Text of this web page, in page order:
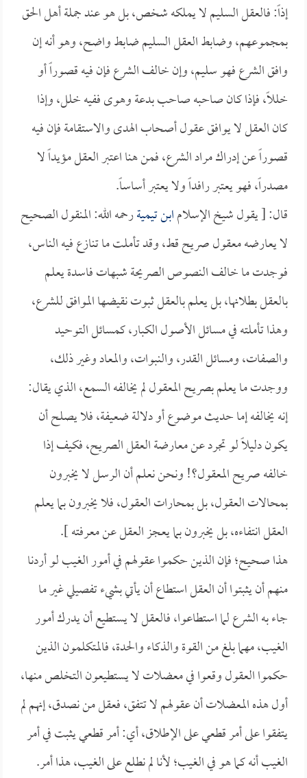
إذاً: فالعقل السليم لا يملكه شخص، بل هو عند جملة أهل الحق
بمجموعهم، وضابط العقل السليم ضابط واضح، وهو أنه إن
وافق الشرع فهو سليم، وإن خالف الشرع فإن فيه قصوراً أو
خللاً، فإذا كان صاحبه صاحب بدعة وهوى ففيه خلل، وإذا
كان العقل لا يوافق عقول أصحاب الهدى والاستقامة فإن فيه
قصوراً عن إدراك مراد الشرع، فمن هنا اعتبر العقل مؤيداً لا
مصدراً، فهو يعتبر رافداً ولا يعتبر أساساً.
قال: [ يقول شيخ الإسلامابن تيميةرحمه الله: المنقول الصحيح
لا يعارضه معقول صريح قط، وقد تأملت ما تنازع فيه الناس،
فوجدت ما خالف النصوص الصريحة شبهات فاسدة يعلم
بالعقل بطلانها، بل يعلم بالعقل ثبوت نقيضها الموافق للشرع،
وهذا تأملته في مسائل الأصول الكبار، كمسائل التوحيد
والصفات، ومسائل القدر، والنبوات، والمعاد وغير ذلك،
ووجدت ما يعلم بصريح المعقول لم يخالفه السمع، الذي يقال:
إنه يخالفه إما حديث موضوع أو دلالة ضعيفة، فلا يصلح أن
يكون دليلاً لو تجرد عن معارضة العقل الصريح، فكيف إذا
خالفه صريح المعقول؟! ونحن نعلم أن الرسل لا يخبرون
بمحالات العقول، بل بمحارات العقول، فلا يخبرون بما يعلم
العقل انتفاءه، بل يخبرون بما يعجز العقل عن معرفته ].
هذا صحيح؛ فإن الذين حكموا عقولهم في أمور الغيب لو أردنا
منهم أن يثبتوا أن العقل استطاع أن يأتي بشيء تفصيلي غير ما
جاء به الشرع لما استطاعوا، فالعقل لا يستطيع أن يدرك أمور
الغيب، مهما بلغ من القوة والذكاء والحدة، فالمتكلمون الذين
حكموا العقول وقعوا في معضلات لا يستطيعون التخلص منها،
أول هذه المعضلات أن عقولهم لا تتفق، فعقل من نصدق، إنهم لم
يتفقوا على أمر قطعي على الإطلاق، أي: أمر قطعي يثبت في أمر
الغيب أنه كما هو في الغيب؛ لأنا لم نطلع على الغيب، هذا أمر.